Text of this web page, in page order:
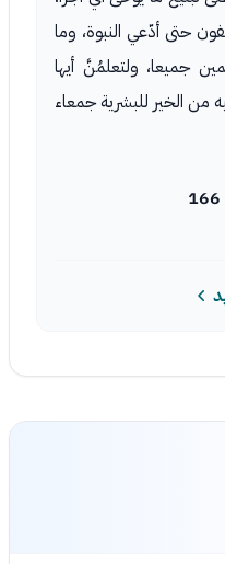
حتى أدّعي النبوة، وما
جميعا، ولتعلمُنَّ أيها
الخير للبشرية جمعاء